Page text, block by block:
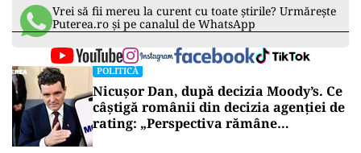
Vrei să fii mereu la curent cu toate știrile? Urmărește
Puterea.ro și pe canalul de WhatsApp
POLITICĂ
Nicușor Dan, după decizia Moody’s. Ce
câștigă românii din decizia agenției de
rating: „Perspectiva rămâne